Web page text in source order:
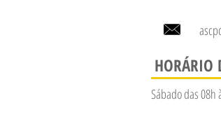
HORÁRIO
Sábado das 08h